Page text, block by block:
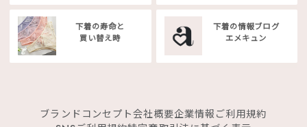
下着の寿命と
買い替え時
下着の情報ブログ
エメキュン
ブランドコンセプト会社概要企業情報 ご利用規約